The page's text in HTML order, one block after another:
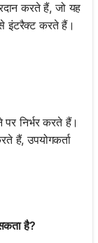
करते हैं, जो यह
इंटरैक्ट करते हैं।
निर्भर करते हैं।
हैं, उपयोगकर्ता
है?